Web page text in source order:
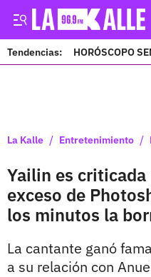
Tendencias: HORÓSCOPO
La Kalle / Entretenimiento /
Yailin es
exceso de
los minutos la
La cantante ganó
a su relación con